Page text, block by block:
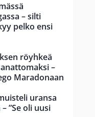
– silti
pelko ensi
röyhkeä
–
Maradonaan
uransa
”Se oli uusi